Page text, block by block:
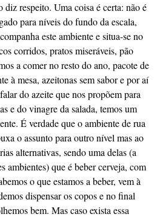
diz respeito. Uma coisa é certa: não é
para níveis do fundo da escala,
este ambiente e situa-se no
corridos, pratos miseráveis, pão
a comer no resto do ano, pacote de
à mesa, azeitonas sem sabor e por aí
do azeite que nos propõem para
e do vinagre da salada, temos um
É verdade que o ambiente de rua
o assunto para outro nível mas ao
alternativas, sendo uma delas (a
ambientes) que é beber cerveja, com
o que estamos a beber, vem à
dispensar os copos e no final
bem. Mas caso exista essa